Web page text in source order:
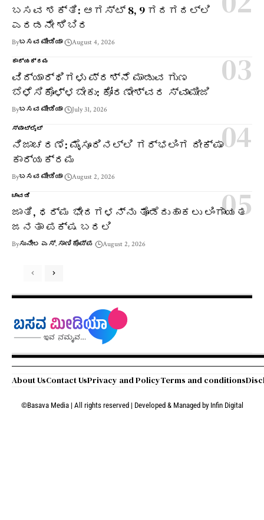
ಬಸವ ಶಕ್ತಿ: ಆಗಸ್ಟ್ 8, 9 ಗದಗದಲ್ಲಿ
ಎರಡನೇ ಶಿಬಿರ
Byಬಸವ ಮೀಡಿಯಾ August 4, 2026
ಕಾರ್ಯಕ್ರಮ
ವಿದ್ಯಾರ್ಥಿಗಳು ಪ್ರಶ್ನೆ ಮಾಡುವ ಗುಣ
ಬೆಳೆಸಿಕೊಳ್ಳಬೇಕು: ಕೋರಣೇಶ್ವರ ಸ್ವಾಮೀಜಿ
Byಬಸವ ಮೀಡಿಯಾ July 31, 2026
ಸ್ಪಾಟ್‌ಲೈಟ್
ನಿಜಾಚರಣೆ: ಮೈಸೂರಿನಲ್ಲಿ ಗರ್ಭಲಿಂಗ ದೀಕ್ಷಾ
ಕಾರ್ಯಕ್ರಮ
Byಬಸವ ಮೀಡಿಯಾ August 2, 2026
ಚಾವಡಿ
ಜಾತಿ, ಧರ್ಮ ಭೇದಗಳನ್ನು ತೊಡೆದುಹಾಕಲು ಲಿಂಗಾಯತ
ಜನತಾ ಪಕ್ಷ ಬರಲಿ
Byಸುನೀಲ ಎಸ್. ಸಾಣಿಕೊಪ್ಪ August 2, 2026
About UsContact UsPrivacy and PolicyTerms and conditions
©Basava Media | All rights reserved | Developed & Managed by Infin Digital